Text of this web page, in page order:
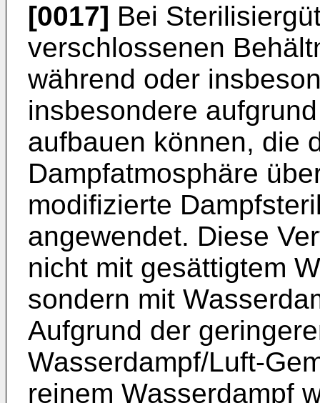
[0017] Bei
verschlossenen
während oder
insbesondere
aufbauen können, die
Dampfatmosphäre
modifizierte
angewendet. Diese
nicht mit gesättigtem
sondern mit
Aufgrund der
Wasserdampf/Luft-
reinem Wasserdampf